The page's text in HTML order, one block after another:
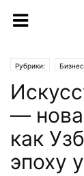
Рубрики: Бизнес
—
как
эпоху